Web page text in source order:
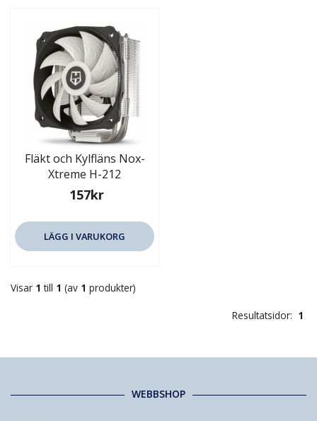
Fläkt och Kylfläns Nox-
Xtreme H-212
157kr
LÄGG I VARUKORG
Visar 1 till 1 (av 1 produkter)
Resultatsidor: 1
WEBBSHOP